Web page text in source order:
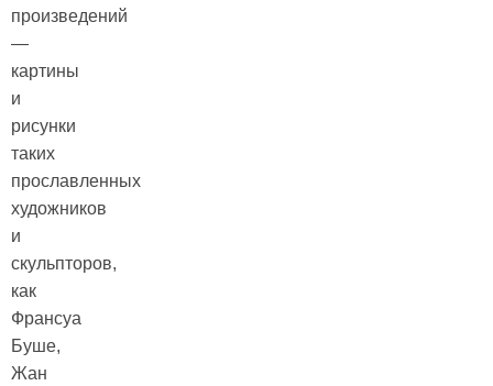
произведений
—
картины
и
рисунки
таких
прославленных
художников
и
скульпторов,
как
Франсуа
Буше,
Жан